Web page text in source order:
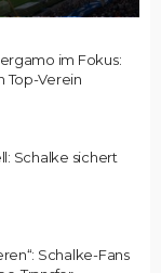
im Fokus:
Top-Verein
Schalke sichert
Schalke-Fans